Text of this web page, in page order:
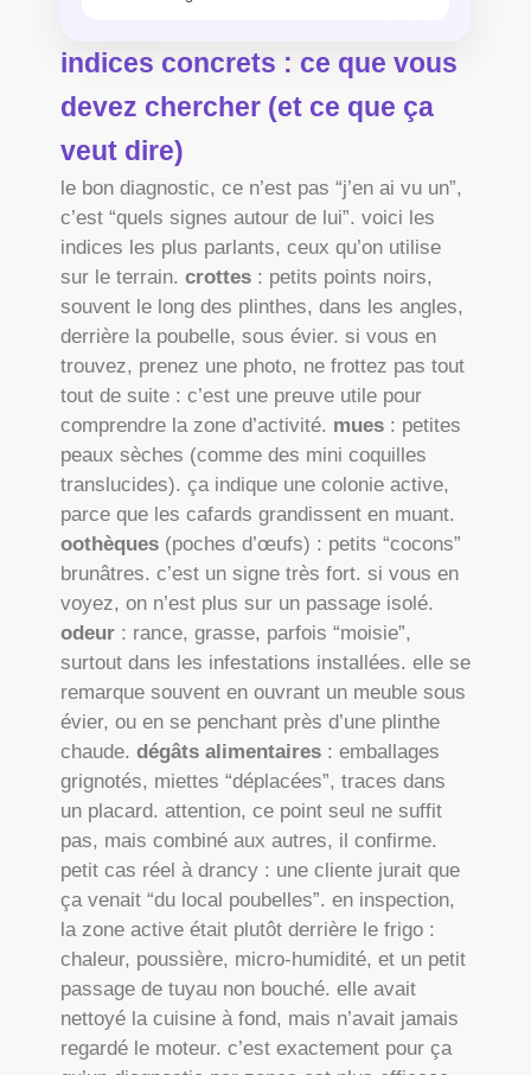
indices concrets : ce que vous
devez chercher (et ce que ça
veut dire)
le bon diagnostic, ce n’est pas “j’en ai vu un”,
c’est “quels signes autour de lui”. voici les
indices les plus parlants, ceux qu’on utilise
sur le terrain. crottes : petits points noirs,
souvent le long des plinthes, dans les angles,
derrière la poubelle, sous évier. si vous en
trouvez, prenez une photo, ne frottez pas tout
tout de suite : c’est une preuve utile pour
comprendre la zone d’activité. mues : petites
peaux sèches (comme des mini coquilles
translucides). ça indique une colonie active,
parce que les cafards grandissent en muant.
oothèques (poches d’œufs) : petits “cocons”
brunâtres. c’est un signe très fort. si vous en
voyez, on n’est plus sur un passage isolé.
odeur : rance, grasse, parfois “moisie”,
surtout dans les infestations installées. elle se
remarque souvent en ouvrant un meuble sous
évier, ou en se penchant près d’une plinthe
chaude. dégâts alimentaires : emballages
grignotés, miettes “déplacées”, traces dans
un placard. attention, ce point seul ne suffit
pas, mais combiné aux autres, il confirme.
petit cas réel à drancy : une cliente jurait que
ça venait “du local poubelles”. en inspection,
la zone active était plutôt derrière le frigo :
chaleur, poussière, micro-humidité, et un petit
passage de tuyau non bouché. elle avait
nettoyé la cuisine à fond, mais n’avait jamais
regardé le moteur. c’est exactement pour ça